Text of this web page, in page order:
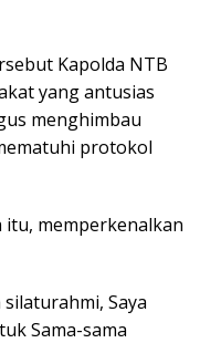
Kapolda NTB
yang antusias
menghimbau
protokol
itu, memperkenalkan
Saya
Sama-sama